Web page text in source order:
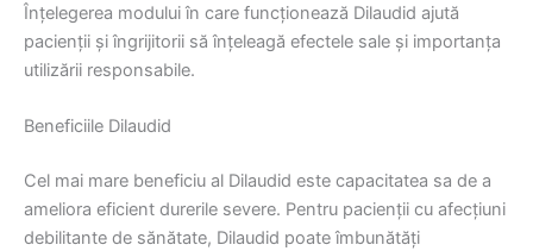
Înțelegerea modului în care funcționează Dilaudid ajută
pacienții și îngrijitorii să înțeleagă efectele sale și importanța
utilizării responsabile.
Beneficiile Dilaudid
Cel mai mare beneficiu al Dilaudid este capacitatea sa de a
ameliora eficient durerile severe. Pentru pacienții cu afecțiuni
debilitante de sănătate, Dilaudid poate îmbunătăți